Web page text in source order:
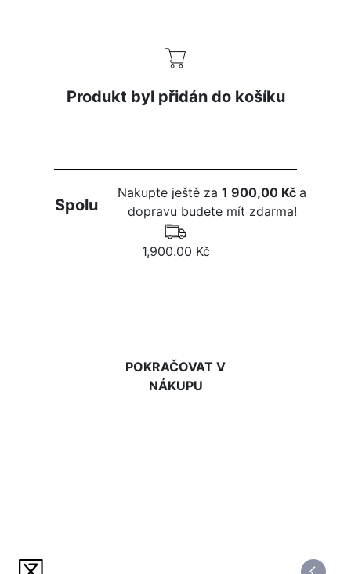
Produkt byl přidán do košíku
Spolu
Nakupte ještě za1 900,00 Kča
dopravu budete mít zdarma!
1,900.00 Kč
POKRAČOVAT V
NÁKUPU